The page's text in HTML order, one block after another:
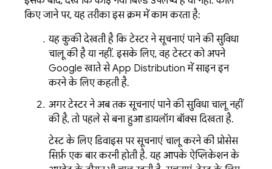
किए जाने पर, यह तरीका इस क्रम में काम करता है:
यह कुकी देखती है कि टेस्टर ने सूचनाएं पाने की सुविधा
चालू की है या नहीं. इसके लिए, वह टेस्टर को अपने
Google खाते सेApp Distribution में साइन इन
करने के लिए कहती है.
अगर टेस्टर ने अब तक सूचनाएं पाने की सुविधा चालू नहीं
की है, तो पहले से बना हुआ डायलॉग बॉक्स दिखता है.
टेस्ट के लिए डिवाइस पर सूचनाएं चालू करने की प्रोसेस
सिर्फ़ एक बार करनी होती है. यह आपके ऐप्लिकेशन के